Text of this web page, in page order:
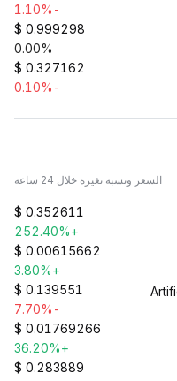
-1.10%
$ 0.999298
0.00%
$ 0.327162
-0.10%
السعر ونسبة تغيره خلال 24 ساعة
$ 0.352611
+252.40%
$ 0.00615662
+3.80%
$ 0.139551
-7.70%
$ 0.01769266
+36.20%
$ 0.283889